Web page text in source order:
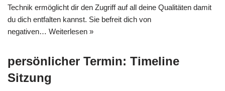
Technik ermöglicht dir den Zugriff auf all deine Qualitäten damit
du dich entfalten kannst. Sie befreit dich von
negativen… Weiterlesen »
persönlicher Termin: Timeline
Sitzung